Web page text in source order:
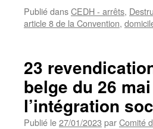
Publié dansCEDH - arrêts,
article 8 de la Convention,
23
belge du 26
l’intégration
Publié le27/01/2023 parComité